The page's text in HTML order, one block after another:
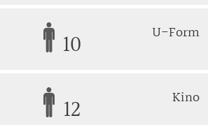
10 U-Form
12 Kino